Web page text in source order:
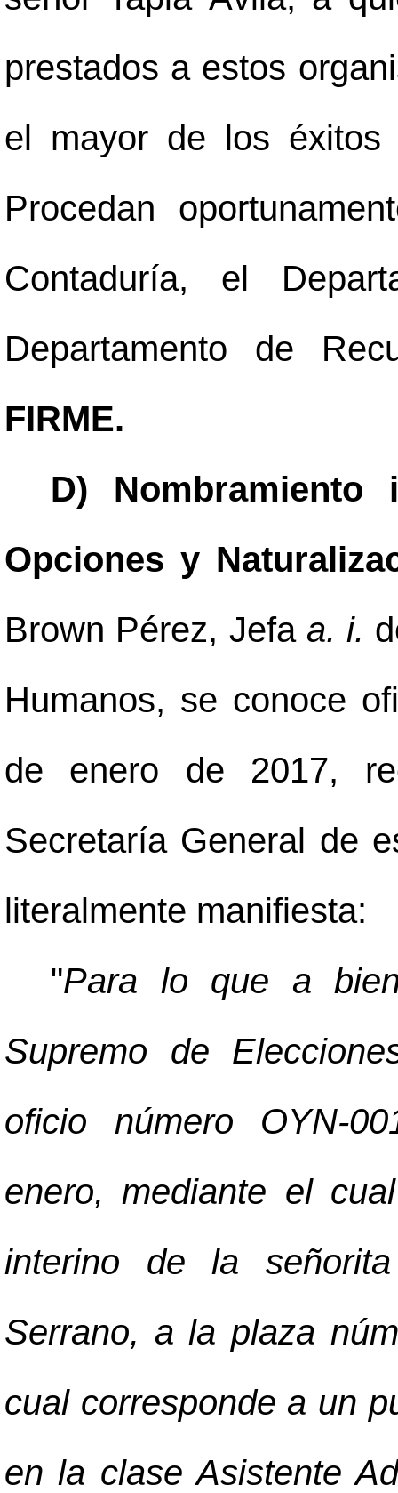
prestados a estos
el mayor de los
Procedan
Contaduría, el
Departamento de
FIRME.
D)
Opciones y
Brown Pérez, Jefa a. i.
Humanos, se conoce
de enero de 2017,
Secretaría General de
literalmente manifiesta:
"Para lo que a
Supremo de
oficio número OYN-
enero, mediante el
interino de la
Serrano, a la plaza
cual corresponde a un
en la clase Asistente